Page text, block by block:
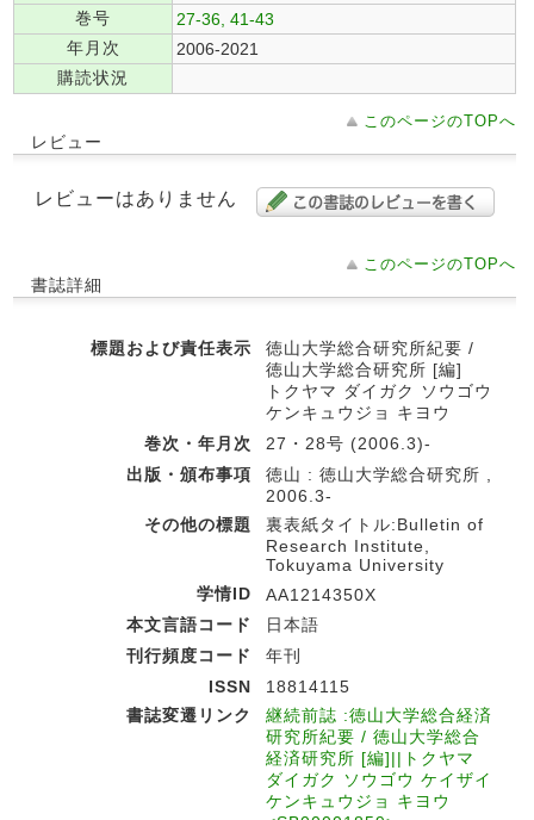
巻号
27-36, 41-43
年月次
2006-2021
購読状況
このページのTOPへ
レビュー
レビューはありません
このページのTOPへ
書誌詳細
標題および責任表示
徳山大学総合研究所紀要 /
徳山大学総合研究所 [編]
トクヤマ ダイガク ソウゴウ
ケンキュウジョ キヨウ
巻次・年月次
27・28号 (2006.3)-
出版・頒布事項
徳山 : 徳山大学総合研究所 ,
2006.3-
その他の標題
裏表紙タイトル:Bulletin of
Research Institute,
Tokuyama University
学情ID
AA1214350X
本文言語コード
日本語
刊行頻度コード
年刊
ISSN
18814115
書誌変遷リンク
継続前誌 :徳山大学総合経済
研究所紀要 / 徳山大学総合
経済研究所 [編]||トクヤマ
ダイガク ソウゴウ ケイザイ
ケンキュウジョ キヨウ